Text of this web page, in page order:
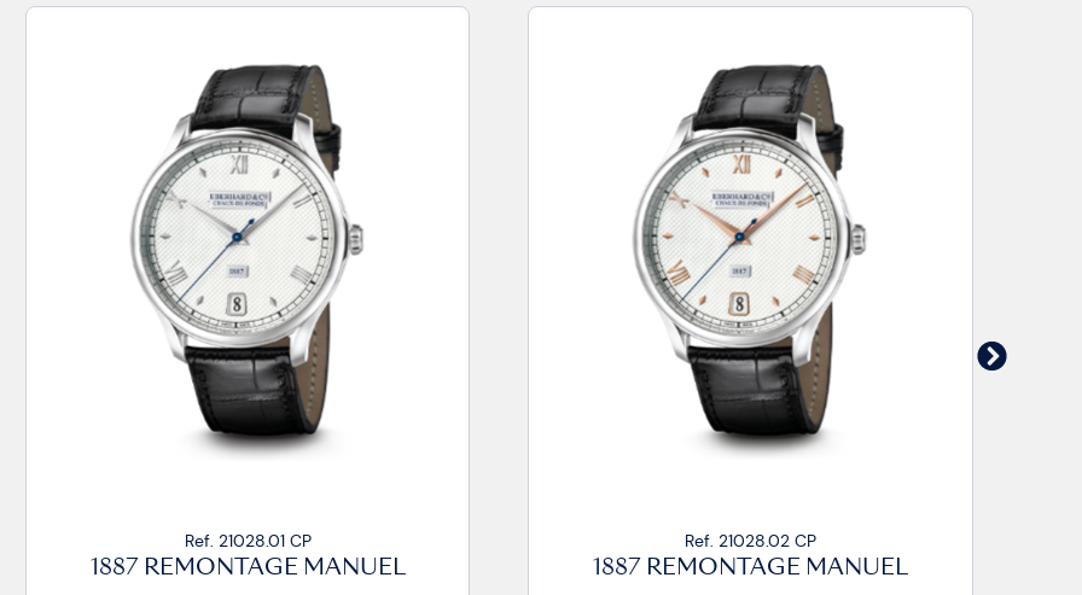
Ref. 21028.01 CP
1887 REMONTAGE MANUEL
Ref. 21028.02 CP
1887 REMONTAGE MANUEL